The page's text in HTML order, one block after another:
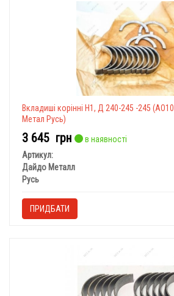
Вкладишi корiннi Н1, Д 240-245 -245
Метал Русь)
3 645 грн
в наявності
Артикул:
Дайдо Металл
Русь
ПРИДБАТИ